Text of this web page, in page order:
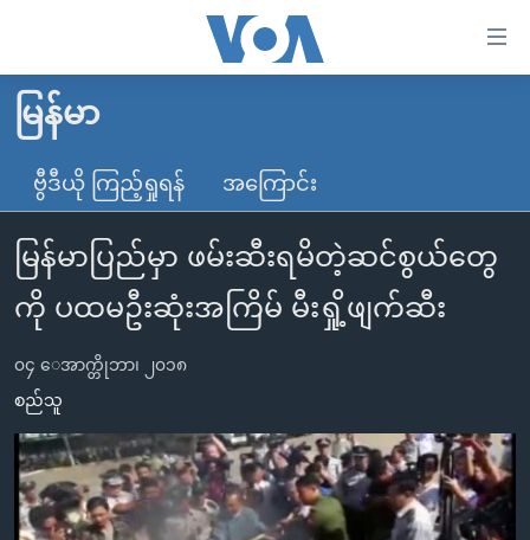
လွယ်ကူ
စေ
သည့်
Link
များ
ပင်မ
သို့
ကျော်
ကြည့်
ရန်
ပင်မ
မူလစာမျက်နှာ
မြန်မာ
ကမ္ဘာ့သတင်းများ
နိုင်ငံတကာ
အမေရိကန်
အစ္စရေး-ပါလက်စတိုင်း
ဗွီဒီယို
သတင်းလွတ်လပ်ခွင့်
ရပ်ဝန်းတခု လမ်းတခု အလွန်
အင်္ဂလိပ်စာလေ့လာမယ်
မကြေးမုံရဲ့ အင်္ဂလိပ်စာ
ရုပ်ရှင်ထဲက အင်္ဂလိပ်စာ
ရေဒီယို
တီဗွီ
ရေဒီယိုနှင့်ရုပ်သံ အချက်အလက်များ
ရေဒီယို/တီဗွီအစီအစဉ်
မြန်မာ
ဗွီဒီယို ကြည့်ရှုရန် အကြောင်း
မြန်မာပြည်မှာ ဖမ်းဆီးရမိတဲ့ဆင်စွယ်တွေ
ကို ပထမဦးဆုံးအကြိမ် မီးရှို့ဖျက်ဆီး
၀၄ ေအာက္တိုဘာ၊ ၂၀၁၈
စည်သူ